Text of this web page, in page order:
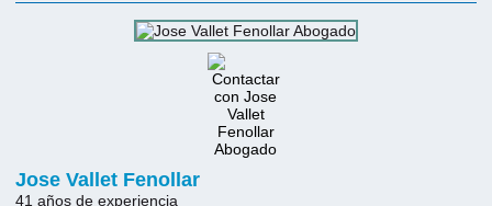
Jose Vallet Fenollar
41 años de experiencia